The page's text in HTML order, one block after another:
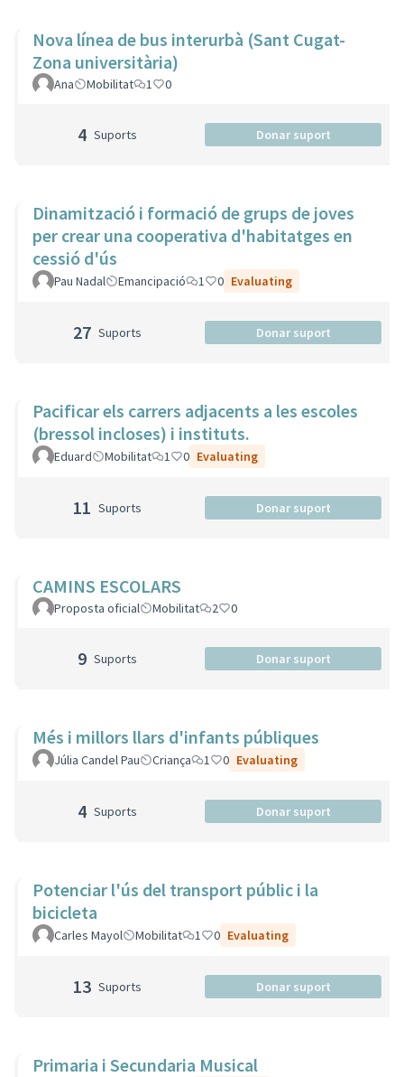
Nova línea de bus interurbà (Sant Cugat-
Zona universitària)
Ana Mobilitat 1 0
4 Suports Donar suport
Dinamització i formació de grups de joves
per crear una cooperativa d'habitatges en
cessió d'ús
Pau Nadal Emancipació 1 0 Evaluating
27 Suports Donar suport
Pacificar els carrers adjacents a les escoles
(bressol incloses) i instituts.
Eduard Mobilitat 1 0 Evaluating
11 Suports Donar suport
CAMINS ESCOLARS
Proposta oficial Mobilitat 2 0
9 Suports Donar suport
Més i millors llars d'infants públiques
Júlia Candel Pau Criança 1 0 Evaluating
4 Suports Donar suport
Potenciar l'ús del transport públic i la
bicicleta
Carles Mayol Mobilitat 1 0 Evaluating
13 Suports Donar suport
Primaria i Secundaria Musical